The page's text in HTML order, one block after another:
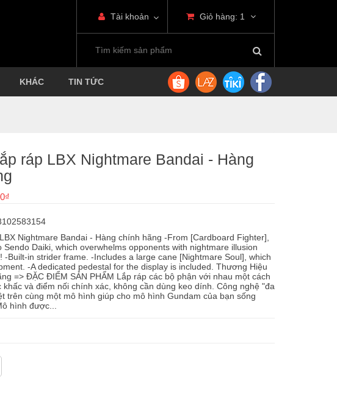
Tài khoản Giỏ hàng: 1
KHÁC TIN TỨC
ráp LBX Nightmare Bandai - Hàng
Nightmare Bandai - Hàng chính hãng -From [Cardboard Fighter],
Sendo Daiki, which overwhelms opponents with nightmare illusion
-Built-in strider frame. -Includes a large cane [Nightmare Soul], which
-A dedicated pedestal for the display is included. Thương Hiệu
=> ĐẶC ĐIỂM SẢN PHẨM Lắp ráp các bộ phận với nhau một cách
khấc và điểm nối chính xác, không cần dùng keo dính. Công nghệ "đa
trên cùng một mô hình giúp cho mô hình Gundam của bạn sống
hình được...